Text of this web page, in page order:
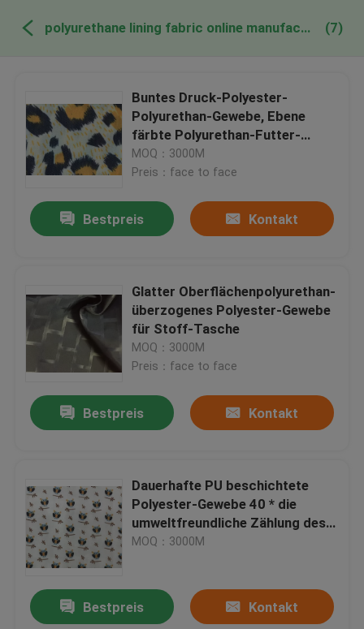
polyurethane lining fabric online manufacture (7)
Buntes Druck-Polyester-
Polyurethan-Gewebe, Ebene
färbte Polyurethan-Futter-
Gewebe
MOQ：3000M
Preis：face to face
Bestpreis Kontakt
Glatter Oberflächenpolyurethan-
überzogenes Polyester-Gewebe
für Stoff-Tasche
MOQ：3000M
Preis：face to face
Bestpreis Kontakt
Dauerhafte PU beschichtete
Polyester-Gewebe 40 * die
umweltfreundliche Zählung des
Garn-40D
MOQ：3000M
Bestpreis Kontakt